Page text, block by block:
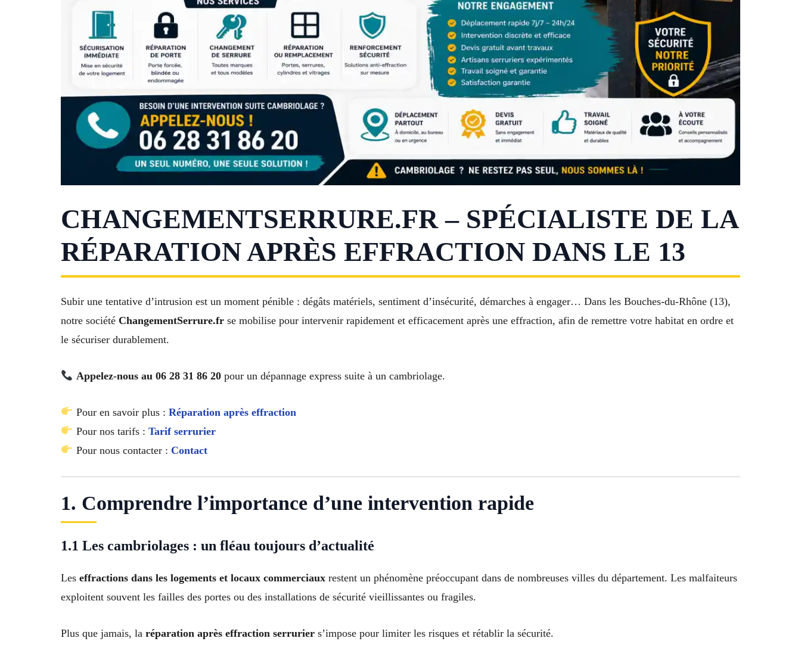
CHANGEMENTSERRURE.FR – SPÉCIALISTE DE LA
RÉPARATION APRÈS EFFRACTION DANS LE 13
Subir une tentative d’intrusion est un moment pénible : dégâts matériels, sentiment d’insécurité, démarches à engager… Dans les Bouches-du-Rhône (13),
notre société ChangementSerrure.fr se mobilise pour intervenir rapidement et efficacement après une effraction, afin de remettre votre habitat en ordre et
le sécuriser durablement.
Appelez-nous au 06 28 31 86 20pour un dépannage express suite à un cambriolage.
Pour en savoir plus : Réparation après effraction
Pour nos tarifs : Tarif serrurier
Pour nous contacter : Contact
1. Comprendre l’importance d’une intervention rapide
1.1 Les cambriolages : un fléau toujours d’actualité
Les effractions dans les logements et locaux commerciaux restent un phénomène préoccupant dans de nombreuses villes du département. Les malfaiteurs
exploitent souvent les failles des portes ou des installations de sécurité vieillissantes ou fragiles.
Plus que jamais, la réparation après effraction serrurier s’impose pour limiter les risques et rétablir la sécurité.